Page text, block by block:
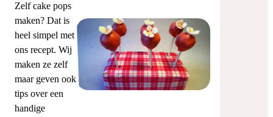
Zelf cake pops
maken? Dat is
heel simpel met
ons recept. Wij
maken ze zelf
maar geven ook
tips over een
handige